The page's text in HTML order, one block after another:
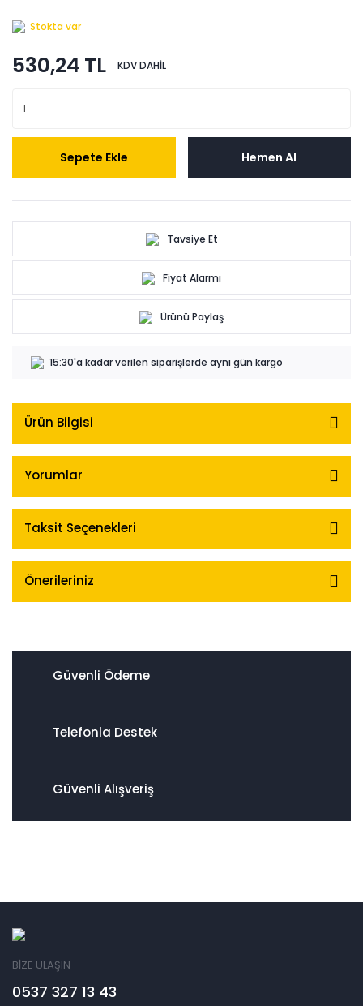
Stokta var
530,24 TL KDV DAHİL
Sepete Ekle Hemen Al
Tavsiye Et
Fiyat Alarmı
Ürünü Paylaş
15:30'a kadar verilen siparişlerde aynı gün kargo
Ürün Bilgisi
Yorumlar
Taksit Seçenekleri
Önerileriniz
Güvenli Ödeme
Telefonla Destek
Güvenli Alışveriş
BİZE ULAŞIN
0537 327 13 43